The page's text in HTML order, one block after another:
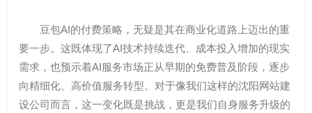
豆包AI的付费策略，无疑是其在商业化道路上迈出的重
要一步。这既体现了AI技术持续迭代、成本投入增加的现实
需求，也预示着AI服务市场正从早期的免费普及阶段，逐步
向精细化、高价值服务转型。对于像我们这样的沈阳网站建
设公司而言，这一变化既是挑战，更是我们自身服务升级的